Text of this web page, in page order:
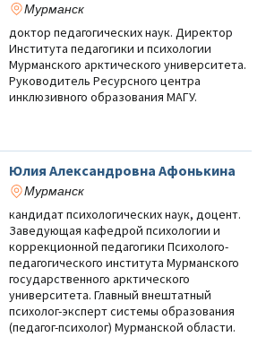
Мурманск
доктор педагогических наук. Директор
Института педагогики и психологии
Мурманского арктического университета.
Руководитель Ресурсного центра
инклюзивного образования МАГУ.
Юлия Александровна Афонькина
Мурманск
кандидат психологических наук, доцент.
Заведующая кафедрой психологии и
коррекционной педагогики Психолого-
педагогического института Мурманского
государственного арктического
университета. Главный внештатный
психолог-эксперт системы образования
(педагог-психолог) Мурманской области.